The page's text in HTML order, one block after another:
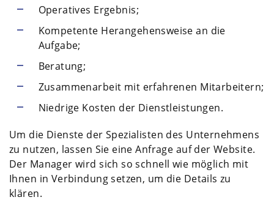
Operatives Ergebnis;
Kompetente Herangehensweise an die
Aufgabe;
Beratung;
Zusammenarbeit mit erfahrenen Mitarbeitern;
Niedrige Kosten der Dienstleistungen.
Um die Dienste der Spezialisten des Unternehmens
zu nutzen, lassen Sie eine Anfrage auf der Website.
Der Manager wird sich so schnell wie möglich mit
Ihnen in Verbindung setzen, um die Details zu
klären.